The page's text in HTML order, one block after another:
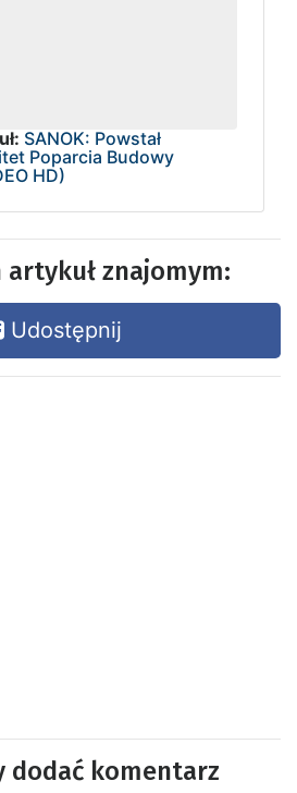
SANOK: Powstał
Poparcia Budowy
HD)
znajomym:
Udostępnij
dodać komentarz